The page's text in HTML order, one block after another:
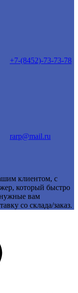
+7-(8452)-73-73-78
rarp@mail.ru
клиентом, с
который быстро
нужные вам
со склада/заказ.